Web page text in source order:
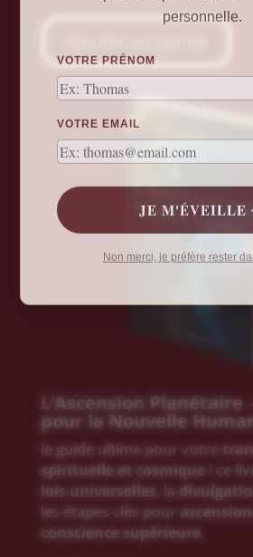
L’Ascension Planétaire
pour la Nouvelle
le guide ultime pour votre
spirituelle et cosmique! ce
lois universelles , la
les étapes clés pour
conscience supérieure.
personnelle.
VOTRE PRÉNOM
VOTRE EMAIL
JE M'ÉVEILLE
Non merci, je préfère rester